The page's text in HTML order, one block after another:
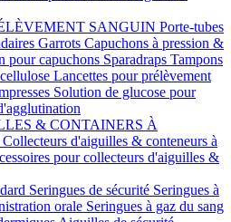
SANGUIN Porte-tubes
Garrots Capuchons à pression &
pour capuchons Sparadraps Tampons
Lancettes pour prélèvement
Solution de glucose pour
& CONTAINERS À
Collecteurs d'aiguilles & conteneurs à
pour collecteurs d'aiguilles &
Seringues de sécurité Seringues à
orale Seringues à gaz du sang